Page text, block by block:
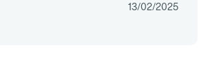
13/02/2025